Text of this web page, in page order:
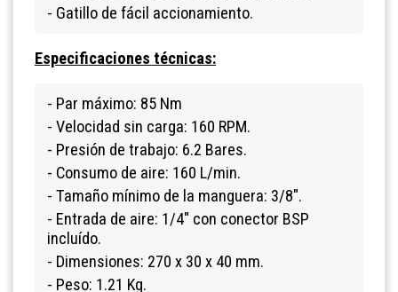
- Gatillo de fácil accionamiento.
Especificaciones técnicas:
- Par máximo: 85 Nm
- Velocidad sin carga: 160 RPM.
- Presión de trabajo: 6.2 Bares.
- Consumo de aire: 160 L/min.
- Tamaño mínimo de la manguera: 3/8".
- Entrada de aire: 1/4" con conector BSP
incluído.
- Dimensiones: 270 x 30 x 40 mm.
- Peso: 1.21 Kg.